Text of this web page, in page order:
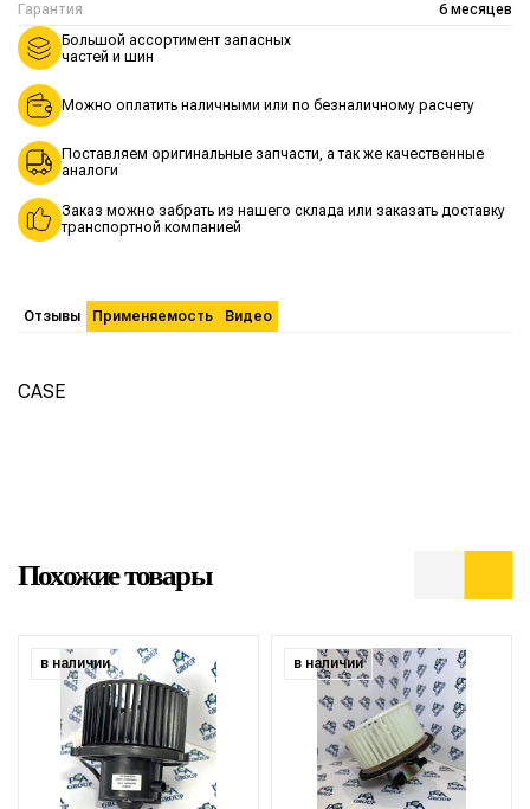
Гарантия 6 месяцев
Большой ассортимент запасных
частей и шин
Можно оплатить наличными или по безналичному расчету
Поставляем оригинальные запчасти, а так же качественные
аналоги
Заказ можно забрать из нашего склада или заказать доставку
транспортной компанией
Отзывы Применяемость Видео
CASE
Похожие товары
в наличии в наличии